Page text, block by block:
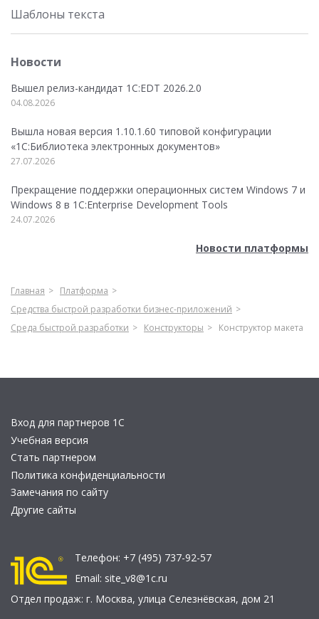
Шаблоны текста
Новости
Вышел релиз-кандидат 1C:EDT 2026.2.0
04.08.2026
Вышла новая версия 1.10.1.60 типовой конфигурации
«1С:Библиотека электронных документов»
27.07.2026
Прекращение поддержки операционных систем Windows 7 и
Windows 8 в 1C:Enterprise Development Tools
24.07.2026
Новости платформы
Главная
Платформа
Средства быстрой разработки бизнес-приложений
Среда быстрой разработки
Конструкторы Конструктор макета
Вход для партнеров 1С
Учебная версия
Стать партнером
Политика конфиденциальности
Замечания по сайту
Другие сайты
Телефон: +7 (495) 737-92-57
Email: site_v8@1c.ru
Отдел продаж: г. Москва, улица Селезнёвская, дом 21